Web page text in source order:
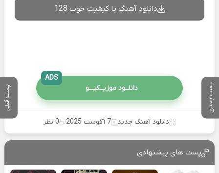
پست بعدی پست قبلی
دانلود آهنگ با کیفیت خوب 128
دانلــود موزیــکیـــو
ADS
دانلود آهنگ جدید 7 آگوست 2025 0 نظر
پست های پیشنهادی